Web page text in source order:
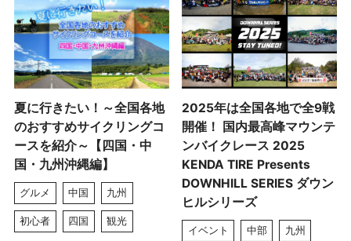
夏に行きたい！～全国各地
のおすすめサイクリングコ
ースを紹介～【四国・中
国・九州沖縄編】
グルメ 中国 九州
初心者 四国 観光
2025年は全国各地で全9戦
開催！ 国内最高峰マウンテ
ンバイクレース 2025
KENDA TIRE Presents
DOWNHILL SERIES ダウン
ヒルシリーズ
イベント 中部 九州